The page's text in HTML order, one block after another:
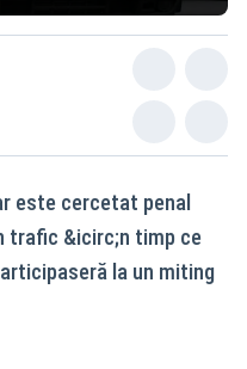
este cercetat penal
trafic &icirc;n timp ce
la un miting